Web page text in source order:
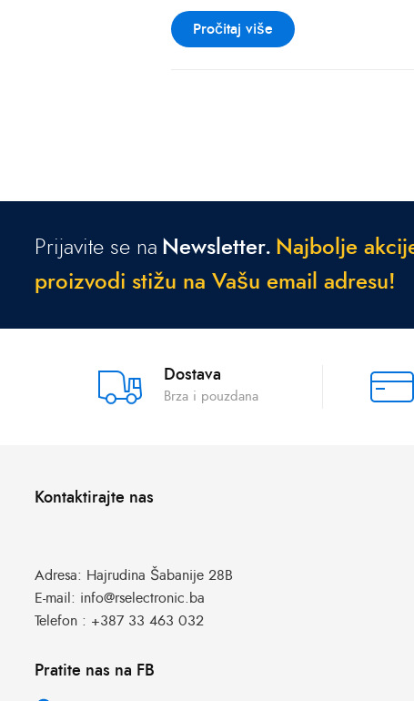
Pročitaj više
Prijavite se na Newsletter. Naj bo je a kcij
proizvod i stižu na Vašu emai ad resu!
Dostava
Brza i pouzdana
Kontaktirajte nas
Adresa: Hajrudina Šabanije 28B
E-mail: info@rselectronic.ba
Telefon : +387 33 463 032
Pratite nas na FB